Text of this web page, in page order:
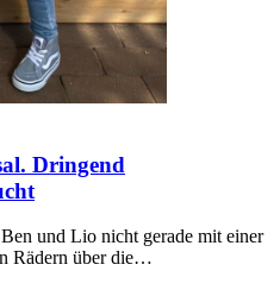
Dringend
und Lio nicht gerade mit einer
Rädern über die…